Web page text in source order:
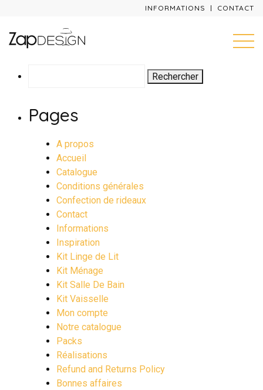
INFORMATIONS CONTACT
Pages
A propos
Accueil
Catalogue
Conditions générales
Confection de rideaux
Contact
Informations
Inspiration
Kit Linge de Lit
Kit Ménage
Kit Salle De Bain
Kit Vaisselle
Mon compte
Notre catalogue
Packs
Réalisations
Refund and Returns Policy
Bonnes affaires